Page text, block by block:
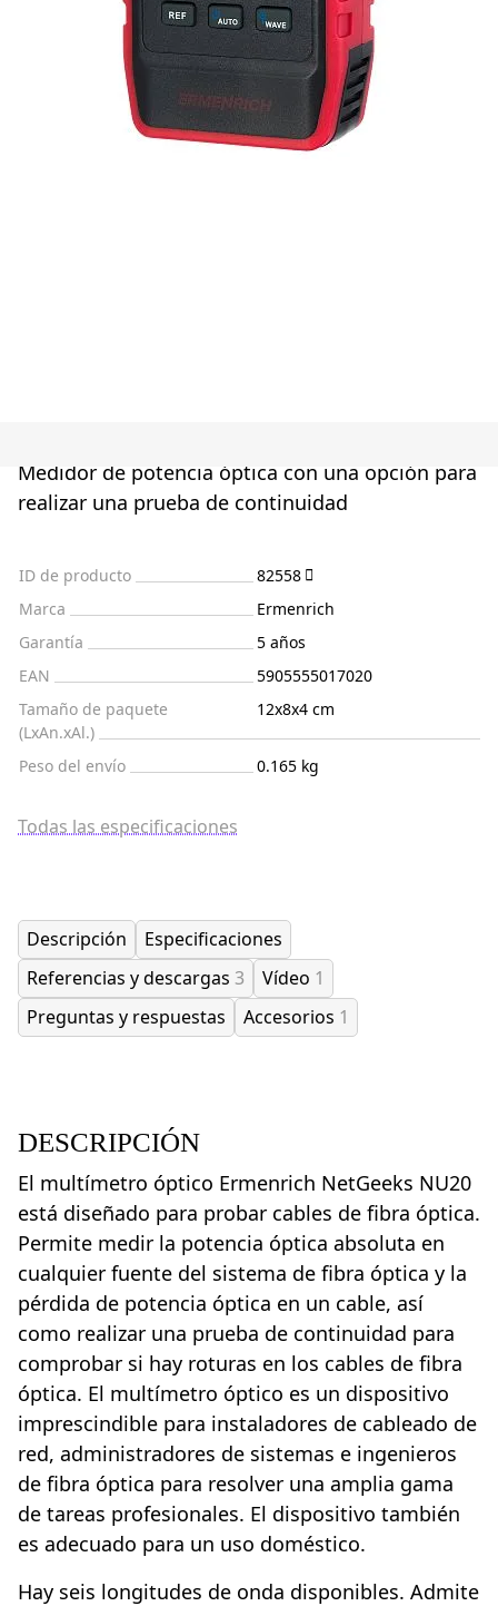
Medidor de potencia óptica con una opción para
realizar una prueba de continuidad
ID de producto
82558
Marca
Ermenrich
Garantía
5 años
EAN
5905555017020
Tamaño de paquete
(LxAn.xAl.)
12x8x4 cm
Peso del envío 0.165 kg
Todas las especificaciones
Descripción
Especificaciones
Referencias y descargas 3 Vídeo 1
Preguntas y respuestas
Accesorios 1
DESCRIPCIÓN
El multímetro óptico Ermenrich NetGeeks NU20
está diseñado para probar cables de fibra óptica.
Permite medir la potencia óptica absoluta en
cualquier fuente del sistema de fibra óptica y la
pérdida de potencia óptica en un cable, así
como realizar una prueba de continuidad para
comprobar si hay roturas en los cables de fibra
óptica. El multímetro óptico es un dispositivo
imprescindible para instaladores de cableado de
red, administradores de sistemas e ingenieros
de fibra óptica para resolver una amplia gama
de tareas profesionales. El dispositivo también
es adecuado para un uso doméstico.
Hay seis longitudes de onda disponibles. Admite